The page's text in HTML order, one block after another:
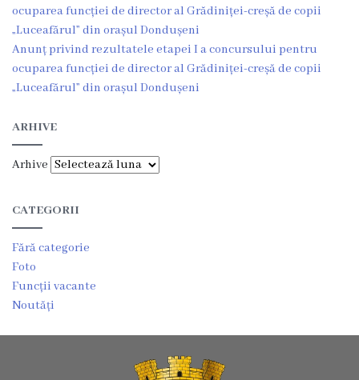
publice
Proiecte
de
Regulamente
permisive
CISC
Eliberarea
certificatelor
ocuparea funcției de director al Grădiniței-creșă de copii
„Luceafărul” din orașul Dondușeni
Anunț privind rezultatele etapei I a concursului pentru
ocuparea funcției de director al Grădiniței-creșă de copii
„Luceafărul” din orașul Dondușeni
ARHIVE
Arhive
CATEGORII
Fără categorie
Foto
Funcții vacante
Noutăți